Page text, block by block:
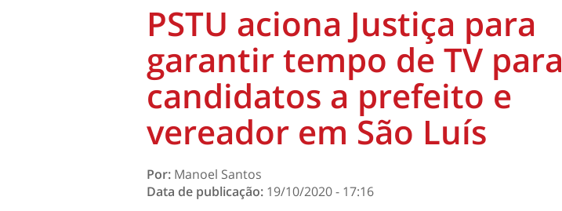
PSTU aciona Justiça para
garantir tempo de TV para
candidatos a prefeito e
vereador em São Luís
Por: Manoel Santos
Data de publicação: 19/10/2020 - 17:16